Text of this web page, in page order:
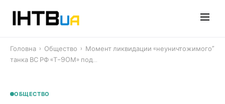
Головна › Общество › ​Момент ликвидации «неуничтожимого”
танка ВС РФ «Т-90М» под…
ОБЩЕСТВО